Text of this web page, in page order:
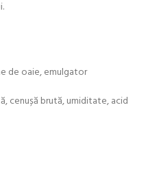
de oaie, emulgator
cenușă brută, umiditate, acid